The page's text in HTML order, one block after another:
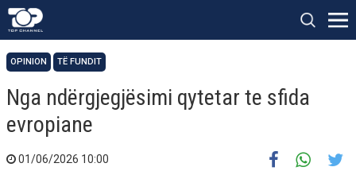
OPINION TË FUNDIT
Nga ndërgjegjësimi qytetar te sfida
evropiane
01/06/2026 10:00